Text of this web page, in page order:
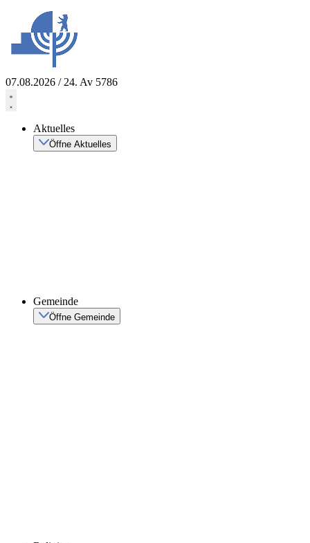
springen
07.08.2026 / 24. Av 5786
Aktuelles
Öffne Aktuelles
Gemeinde
Öffne Gemeinde